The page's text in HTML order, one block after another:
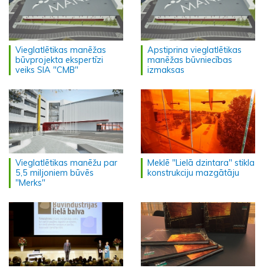
Vieglatlētikas manēžas
būvprojekta ekspertīzi
veiks SIA "CMB"
Apstiprina vieglatlētikas
manēžas būvniecības
izmaksas
Vieglatlētikas manēžu par
5,5 miljoniem būvēs
"Merks"
Meklē "Lielā dzintara" stikla
konstrukciju mazgātāju